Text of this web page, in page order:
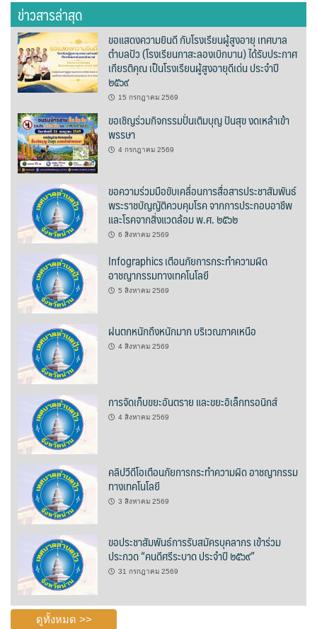
ต้นแหลงโฮมสเตย์
ตูบฮิมโต้งโฮมสเตย์
นครน่านอพาร์ทเม้น
นาต้นบัวโฮมสเตย์
น่านปัว รีสอร์ท
นาเหล่า เก๊าสลี โฮมสเตย์
นาไผ่ปัววิว
บวกบัววิวรีสอร์ท
บ้านกังหัน @ ปัวคอทเทจ
บ้านต้นคูณ
บ้านนาโฮมสเตย์
บ้านปัว ปลายนา
บ้านพักชมดอย
บ้านยลญภา
บ้านริมทุ่งรีสอร์ท
บ้านสวนศรีสุขโฮมสเตย์
บ้านฮิมนาปัว
บ้านไม้ปลายนา
ข่าวสารล่าสุด
ขอแสดงความยินดี กับโรงเรียนผู้สูงอายุ เทศบาล
ตำบลปัว (โรงเรียนกาสะลองเบิกบาน) ได้รับประกาศ
เกียรติคุณ เป็นโรงเรียนผู้สูงอายุดีเด่น ประจำปี
๒๕๖๙
15 กรกฎาคม 2569
ขอเชิญร่วมกิจกรรมปั่นเติมบุญ ปันสุข งดเหล้าเข้า
พรรษา
4 กรกฎาคม 2569
ขอความร่วมมือขับเคลื่อนการสื่อสารประชาสัมพันธ์
พระราชบัญญัติควบคุมโรค จากการประกอบอาชีพ
และโรคจากสิ่งแวดล้อม พ.ศ. ๒๕๖๒
6 สิงหาคม 2569
Infographics เตือนภัยการกระทำความผิด
อาชญากรรมทางเทคโนโลยี
5 สิงหาคม 2569
ฝนตกหนักถึงหนักมาก บริเวณภาคเหนือ
4 สิงหาคม 2569
การจัดเก็บขยะอันตราย และขยะอิเล็กทรอนิกส์
4 สิงหาคม 2569
คลิปวีดีโอเตือนภัยการกระทำความผิด อาชญากรรม
ทางเทคโนโลยี
3 สิงหาคม 2569
ขอประชาสัมพันธ์การรับสมัครบุคลากร เข้าร่วม
ประกวด “คนดีศรีระบาด ประจำปี ๒๕๖๙”
31 กรกฎาคม 2569
ดูทั้งหมด >>